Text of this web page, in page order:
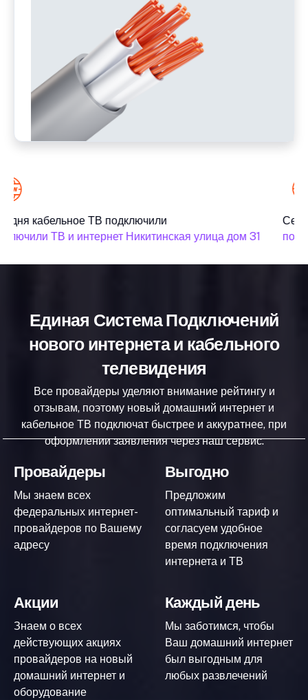
кабельное ТВ подключили
ТВ и интернет Никитинская улица дом 31
Единая Система Подключений
нового интернета и кабельного
телевидения
Все провайдеры уделяют внимание рейтингу и
отзывам, поэтому новый домашний интернет и
кабельное ТВ подключат быстрее и аккуратнее, при
оформлении заявления через наш сервис.
Провайдеры
Мы знаем всех
федеральных интернет-
провайдеров по Вашему
адресу
Выгодно
Предложим
оптимальный тариф и
согласуем удобное
время подключения
интернета и ТВ
Акции
Знаем о всех
действующих акциях
провайдеров на новый
домашний интернет и
оборудование
Каждый день
Мы заботимся, чтобы
Ваш домашний интернет
был выгодным для
любых развлечений